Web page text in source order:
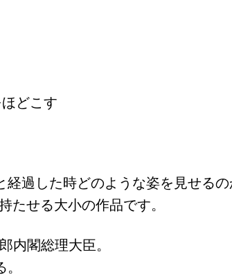
どこす
過した時どのような姿を見せるの
たせる大小の作品です。
内閣総理大臣。